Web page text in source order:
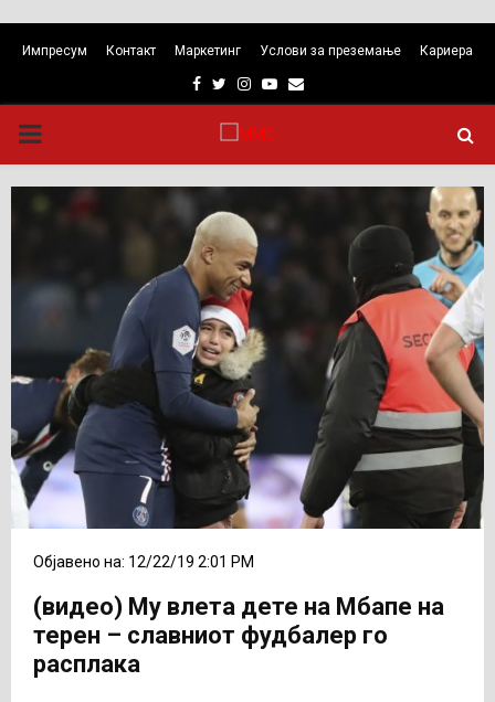
Импресум Контакт Маркетинг Услови за преземање Кариера
Facebook
TwitterInstagram
Youtube
Email
PRIMARY
MENU
Објавено на: 12/22/19 2:01 PM
(видео) Му влета дете на Мбапе на
терен – славниот фудбалер го
расплака